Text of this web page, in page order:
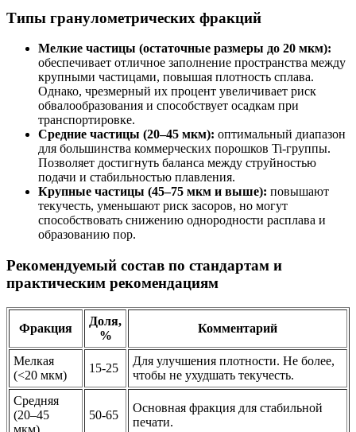
Типы гранулометрических фракций
Мелкие частицы (остаточные размеры до 20 мкм):
обеспечивает отличное заполнение пространства между
крупными частицами, повышая плотность сплава.
Однако, чрезмерный их процент увеличивает риск
обвалообразования и способствует осадкам при
транспортировке.
Средние частицы (20–45 мкм): оптимальный диапазон
для большинства коммерческих порошков Ti-группы.
Позволяет достигнуть баланса между струйностью
подачи и стабильностью плавления.
Крупные частицы (45–75 мкм и выше): повышают
текучесть, уменьшают риск засоров, но могут
способствовать снижению однородности расплава и
образованию пор.
Рекомендуемый состав по стандартам и
практическим рекомендациям
Фракция
Доля,
%
Комментарий
Мелкая
(<20 мкм)
15-25
Для улучшения плотности. Не более,
чтобы не ухудшать текучесть.
Средняя
(20–45
мкм)
50-65
Основная фракция для стабильной
печати.